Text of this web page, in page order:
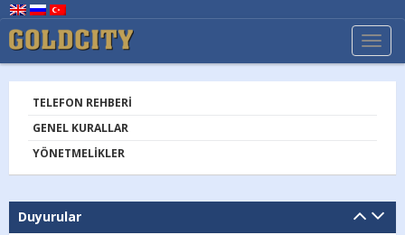
TELEFON REHBERI
GENEL KURALLAR
YÖNETMELIKLER
Duyurular